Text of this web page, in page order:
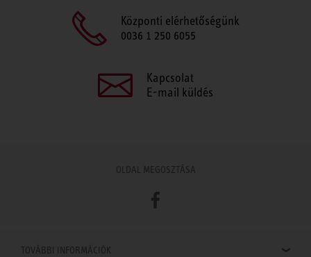
Központi elérhetőségünk
0036 1 250 6055
Kapcsolat
E-mail küldés
OLDAL MEGOSZTÁSA
Facebook
TOVÁBBI INFORMÁCIÓK